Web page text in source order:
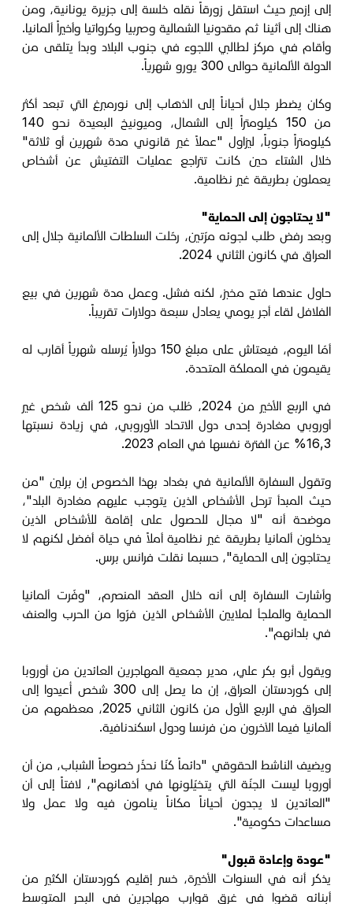
إلى إزمير حيث استقل زورقاً نقله خلسة إلى جزيرة يونانية، ومن
هناك إلى أثينا ثم مقدونيا الشمالية وصربيا وكرواتيا وأخيراً ألمانيا.
وأقام في مركز لطالبي اللجوء في جنوب البلاد وبدأ يتلقى من
الدولة الألمانية حوالى 300 يورو شهرياً.
وكان يضطر جلال أحياناً إلى الذهاب إلى نورمبرغ التي تبعد أكثر
من 150 كيلومتراً إلى الشمال، وميونيخ البعيدة نحو 140
كيلومتراً جنوباً، ليزاول "عملاً غير قانوني مدة شهرين أو ثلاثة"
خلال الشتاء حين كانت تتراجع عمليات التفتيش عن أشخاص
يعملون بطريقة غير نظامية.
"لا يحتاجون إلى الحماية"
وبعد رفض طلب لجوئه مرّتين، رحّلت السلطات الألمانية جلال إلى
العراق في كانون الثاني 2024.
حاول عندها فتح مخبز، لكنه فشل. وعمل مدة شهرين في بيع
الفلافل لقاء أجر يومي يعادل سبعة دولارات تقريباً.
أمّا اليوم، فيعتاش على مبلغ 150 دولاراً يُرسله شهرياً أقارب له
يقيمون في المملكة المتحدة.
في الربع الأخير من 2024، طُلب من نحو 125 ألف شخص غير
أوروبي مغادرة إحدى دول الاتحاد الأوروبي، في زيادة نسبتها
16,3% عن الفترة نفسها في العام 2023.
وتقول السفارة الألمانية في بغداد بهذا الخصوص إن برلين "من
حيث المبدأ ترحل الأشخاص الذين يتوجب عليهم مغادرة البلد"،
موضحة أنه "لا مجال للحصول على إقامة للأشخاص الذين
يدخلون ألمانيا بطريقة غير نظامية أملاً في حياة أفضل لكنهم لا
يحتاجون إلى الحماية"، حسبما نقلت فرانس برس.
وأشارت السفارة إلى أنه خلال العقد المنصرم، "وفّرت ألمانيا
الحماية والملجأ لملايين الأشخاص الذين فرّوا من الحرب والعنف
في بلدانهم".
ويقول أبو بكر علي، مدير جمعية المهاجرين العائدين من أوروبا
إلى كوردستان العراق، إن ما يصل إلى 300 شخص أُعيدوا إلى
العراق في الربع الأول من كانون الثاني 2025، معظمهم من
ألمانيا فيما الآخرون من فرنسا ودول اسكندنافية.
ويضيف الناشط الحقوقي "دائماً كنّا نحذّر خصوصاً الشباب، من أن
أوروبا ليست الجنّة التي يتخيّلونها في أذهانهم"، لافتاً إلى أن
"العائدين لا يجدون أحياناً مكاناً ينامون فيه ولا عمل ولا
مساعدات حكومية".
"عودة وإعادة قبول"
يذكر أنه في السنوات الأخيرة، خسر إقليم كوردستان الكثير من
أبنائه قضوا في غرق قوارب مهاجرين في البحر المتوسط